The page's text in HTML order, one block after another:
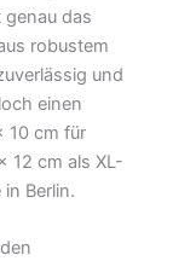
das
robustem
und
einen
10 cm für
12 cm als XL-
Berlin.